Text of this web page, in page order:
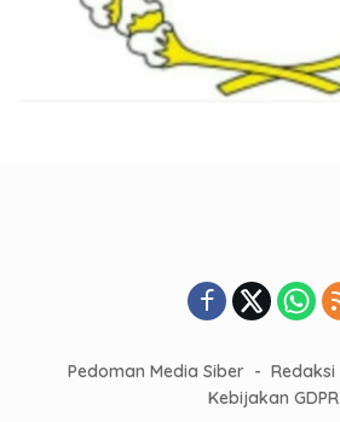
Pedoman Media Siber Redaksi
Kebijakan GDPR